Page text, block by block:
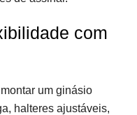
com
um ginásio
halteres ajustáveis,